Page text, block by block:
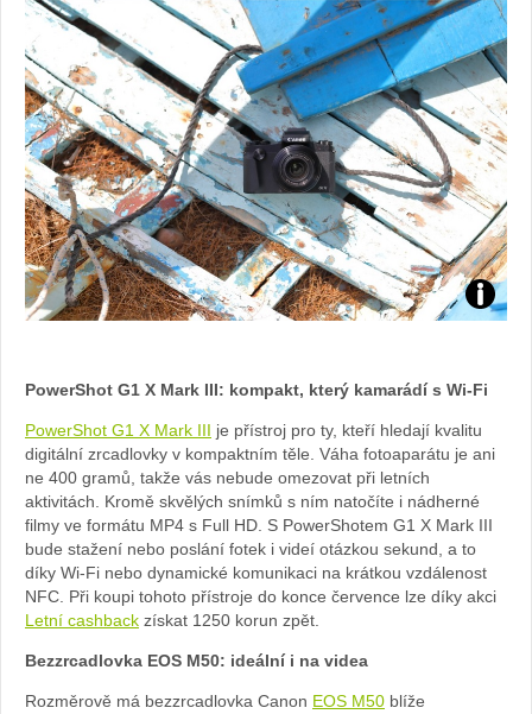
Foto:
PowerShot G1 X Mark III: kompakt, který kamarádí s Wi-Fi
PowerShot G1 X Mark III je přístroj pro ty, kteří hledají kvalitu
digitální zrcadlovky v kompaktním těle. Váha fotoaparátu je ani
ne 400 gramů, takže vás nebude omezovat při letních
aktivitách. Kromě skvělých snímků s ním natočíte i nádherné
filmy ve formátu MP4 s Full HD. S PowerShotem G1 X Mark III
bude stažení nebo poslání fotek i videí otázkou sekund, a to
díky Wi-Fi nebo dynamické komunikaci na krátkou vzdálenost
NFC. Při koupi tohoto přístroje do konce července lze díky akci
Letní cashback získat 1250 korun zpět.
Bezzrcadlovka EOS M50: ideální i na videa
Rozměrově má bezzrcadlovka Canon EOS M50 blíže